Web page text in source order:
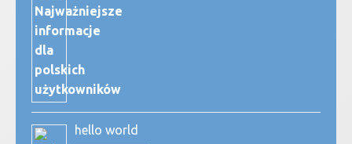
hello world